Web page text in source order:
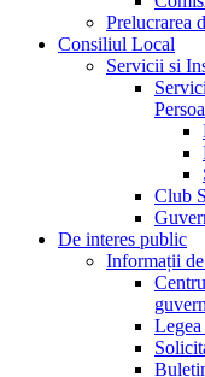
Prelucrarea
Consiliul Local
Servicii si
Club
De interes public
Informații
Legea